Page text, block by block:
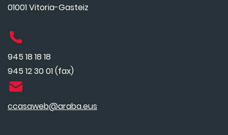
01001 Vitoria-Gasteiz
945 18 18 18
945 12 30 01 (fax)
ccasaweb@araba.eus